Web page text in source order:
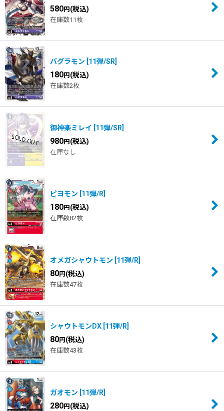
580円 (税込)
在庫数11枚
バグラモン 11弾/SR
180円 (税込)
在庫数2枚
御神楽ミレイ 11弾/SR
980円 (税込)
在庫なし
ピヨモン 11弾/R
180円 (税込)
在庫数82枚
オメガシャウトモン 11弾/R
80円 (税込)
在庫数47枚
シャウトモンDX 11弾/R
80円 (税込)
在庫数43枚
ガオモン 11弾/R
280円 (税込)